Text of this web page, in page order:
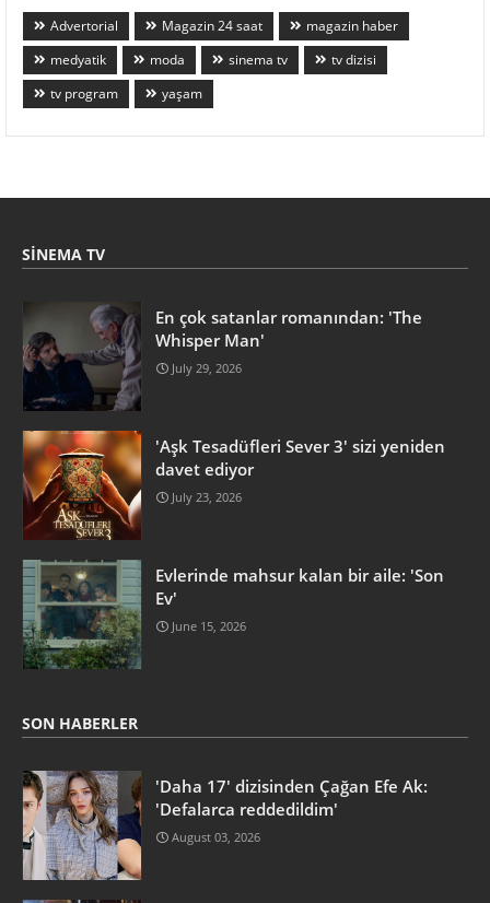
Advertorial Magazin 24 saat
magazin haber
medyatik
moda sinema tv
tv dizisi
tv program
yaşam
SINEMA TV
En çok satanlar romanından: 'The
Whisper Man'
July 29, 2026
'Aşk Tesadüfleri Sever 3' sizi yeniden
davet ediyor
July 23, 2026
Evlerinde mahsur kalan bir aile: 'Son
Ev'
June 15, 2026
SON HABERLER
'Daha 17' dizisinden Çağan Efe Ak:
'Defalarca reddedildim'
August 03, 2026